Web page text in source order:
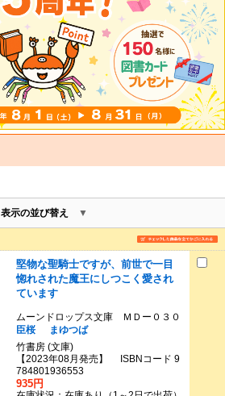
表示の並び替え
堅物な聖騎士ですが、前世で一目
惚れされた魔王にしつこく愛され
ています
ムーンドロップス文庫 ＭＤー０３０
臣桜
まゆつば
竹書房 (文庫)
【2023年08月発売】 ISBNコード 9
784801936553
935円